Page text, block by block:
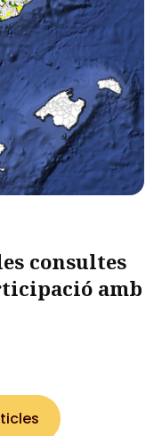
consultes
amb